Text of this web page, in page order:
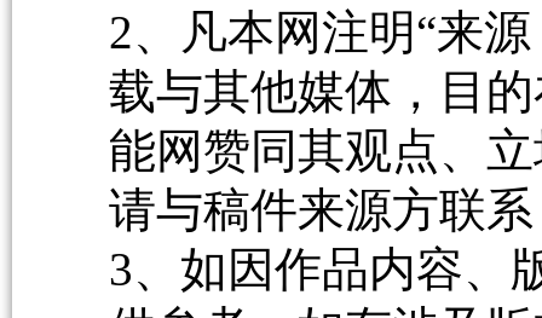
2、凡本网注明“来
载与其他媒体，目
能网赞同其观点、
请与稿件来源方联
3、如因作品内容、